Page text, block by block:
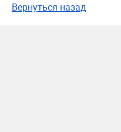
Вернуться назад